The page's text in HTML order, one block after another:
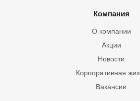
Компания
О компании
Акции
Новости
Корпоративная
Вакансии